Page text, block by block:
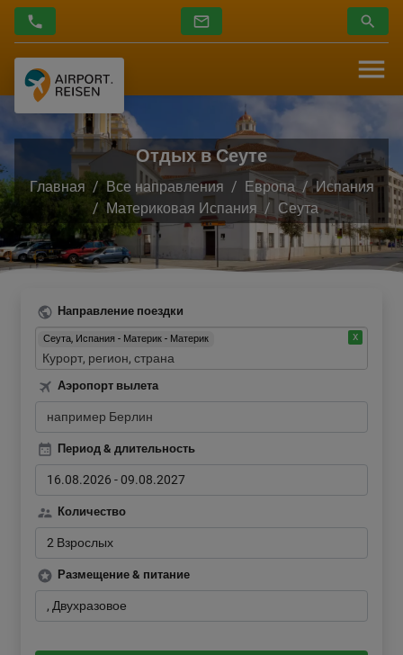
Отдых в Сеуте
Главная Все направления Европа
Испания
Материковая Испания
Сеута
Направление поездки
Сеута, Испания - Материк - Материк
Аэропорт вылета
Период & длительность
16.08.2026 -09.08.2027
Количество
2 Взрослых
Размещение & питание
Двухразовое